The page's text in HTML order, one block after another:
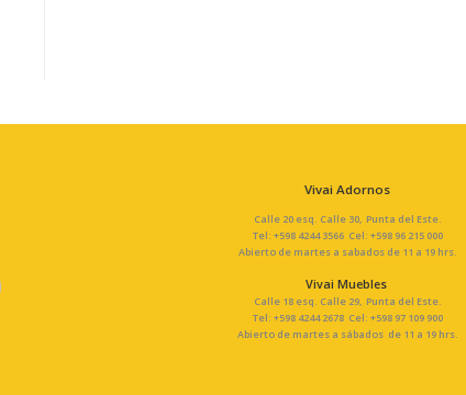
Vivai Adornos
Calle 20 esq. Calle 30, Punta del Este.
Tel: +598 4244 3566 Cel: +598 96 215 000
Abierto de martes a sabados de 11 a 19 hrs.
Vivai Muebles
Calle 18 esq. Calle 29, Punta del Este.
Tel: +598 4244 2678 Cel: +598 97 109 900
Abierto de martes a sábados de 11 a 19 hrs.